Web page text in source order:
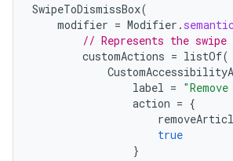
SwipeToDismissBox(
modifier = Modifier .
// Represents the
customActions = listOf(
label =
action = {
true
}